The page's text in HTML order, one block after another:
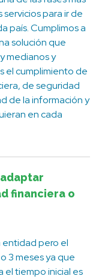
para ir de
país. Cumplimos a
solución que
medianos y
el cumplimiento de
de seguridad
de la información y
en cada
financiera o
pero el
3 meses ya que
el tiempo inicial es